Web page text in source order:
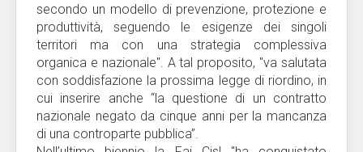
secondo un modello di prevenzione, protezione e
produttività, seguendo le esigenze dei singoli
territori ma con una strategia complessiva
organica e nazionale". A tal proposito, "va salutata
con soddisfazione la prossima legge di riordino, in
cui inserire anche “la questione di un contratto
nazionale negato da cinque anni per la mancanza
di una controparte pubblica”.